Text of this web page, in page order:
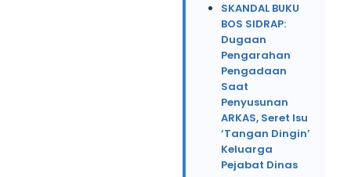
SKANDAL BUKU
BOS SIDRAP:
Dugaan
Pengarahan
Pengadaan
Saat
Penyusunan
ARKAS, Seret Isu
‘Tangan Dingin’
Keluarga
Pejabat Dinas